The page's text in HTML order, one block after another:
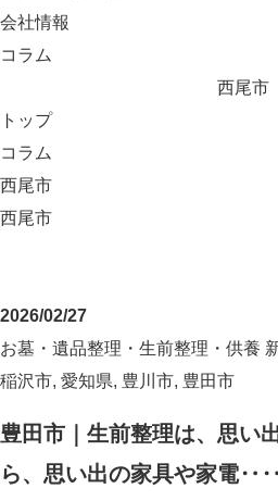
会社情報
コラム
西尾市
トップ
コラム
西尾市
西尾市
2026/02/27
お墓・遺品整理・生前整理・供養
稲沢市, 愛知県, 豊川市, 豊田市
豊田市｜生前整理は、思い
ら、思い出の家具や家電